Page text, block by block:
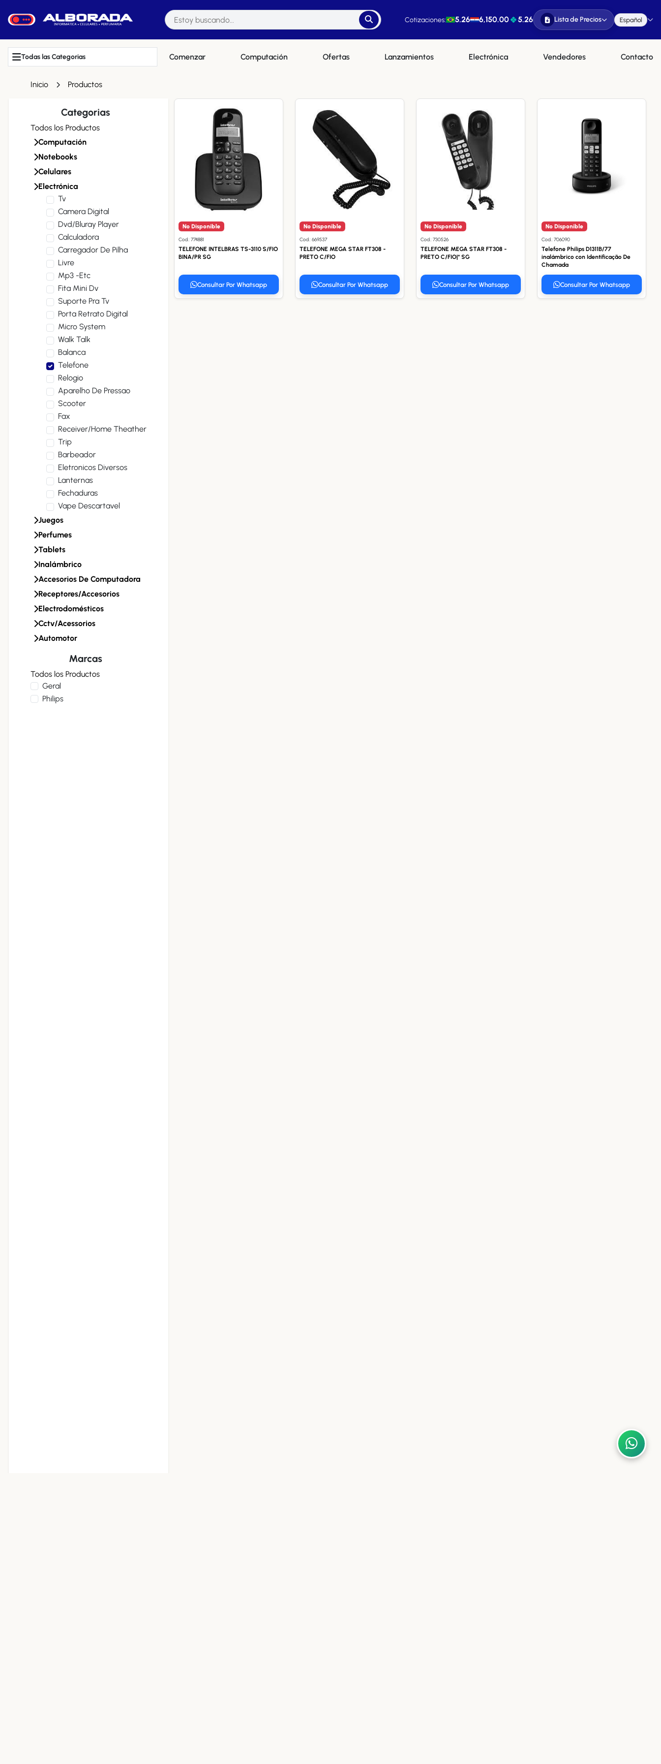
Cotizaciones: 5.26 6,150.00 5.26 Lista de Precios Español
Todas las Categorias Comenzar Computación Ofertas Lanzamientos Electrónica Vendedores Contacto
Inicio Productos
Categorias
Todos los Productos
Computación
Notebooks
Celulares
Electrónica
Tv
Camera Digital
Dvd/bluray Player
Calculadora
Carregador De Pilha
Livre
Mp3 -etc
Fita Mini Dv
Suporte Pra Tv
Porta Retrato Digital
Micro System
Walk Talk
Balanca
Telefone
Relogio
Aparelho De Pressao
Scooter
Fax
Receiver/home Theather
Trip
Barbeador
Eletronicos Diversos
Lanternas
Fechaduras
Vape Descartavel
Juegos
Perfumes
Tablets
Inalámbrico
Accesorios De Computadora
Receptores/accesorios
Electrodomésticos
Cctv/acessorios
Automotor
Marcas
Todos los Productos
Geral
Philips
No Disponible
Cod.: 774881
TELEFONE INTELBRAS TS-3110 S/FIO
BINA/PR SG
Consultar Por Whatsapp
No Disponible
Cod.: 669537
TELEFONE MEGA STAR FT308 -
PRETO C/FIO
Consultar Por Whatsapp
No Disponible
Cod.: 730526
TELEFONE MEGA STAR FT308 -
PRETO C/FIO|* SG
Consultar Por Whatsapp
No Disponible
Cod.: 706090
Telefone Philips D1311B/77
inalámbrico con Identificação De
Chamada
Consultar Por Whatsapp